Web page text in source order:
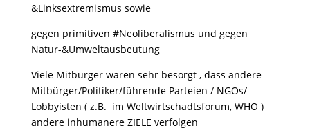
&Linksextremismus sowie
gegen primitiven #Neoliberalismus und gegen
Natur-&Umweltausbeutung
Viele Mitbürger waren sehr besorgt , dass andere
Mitbürger/Politiker/führende Parteien / NGOs/
Lobbyisten ( z.B. im Weltwirtschadtsforum, WHO )
andere inhumanere ZIELE verfolgen